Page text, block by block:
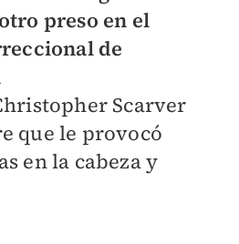
preso en el
de
Scarver
que le provocó
en la cabeza y